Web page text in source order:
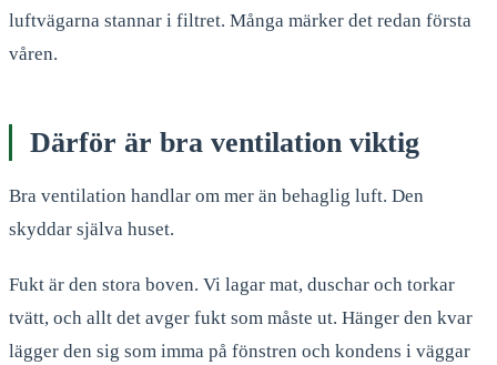
luftvägarna stannar i filtret. Många märker det redan första
våren.
Därför är bra ventilation viktig
Bra ventilation handlar om mer än behaglig luft. Den
skyddar själva huset.
Fukt är den stora boven. Vi lagar mat, duschar och torkar
tvätt, och allt det avger fukt som måste ut. Hänger den kvar
lägger den sig som imma på fönstren och kondens i väggar